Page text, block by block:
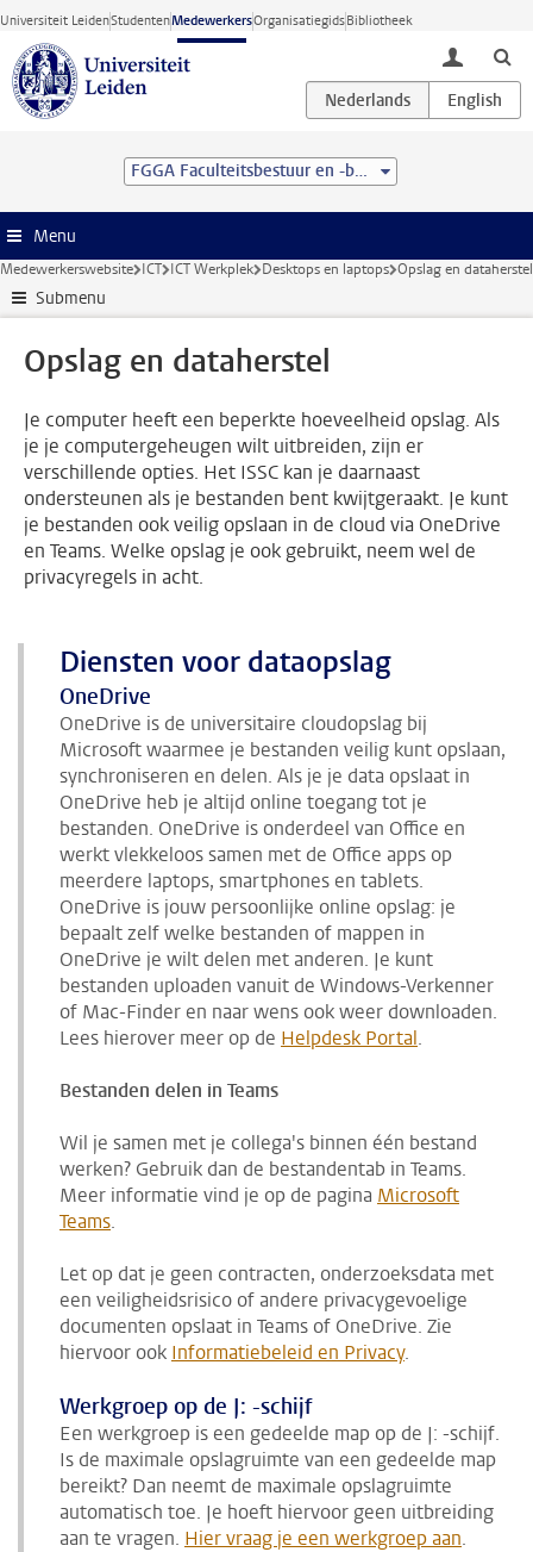
Ga direct naar de inhoud
Universiteit LeidenStudentenMedewerkersOrganisatiegidsBibliotheek
toggle
FGGA Faculteitsbestuur en -bureau
Menu
Medewerkerswebsite ICT ICT Werkplek Desktops en laptops Opslag en dataherstel
Submenu
Opslag en dataherstel
Je computer heeft een beperkte hoeveelheid opslag. Als
je je computergeheugen wilt uitbreiden, zijn er
verschillende opties. Het ISSC kan je daarnaast
ondersteunen als je bestanden bent kwijtgeraakt. Je kunt
je bestanden ook veilig opslaan in de cloud via OneDrive
en Teams. Welke opslag je ook gebruikt, neem wel de
privacyregels in acht.
Diensten voor dataopslag
OneDrive
OneDrive is de universitaire cloudopslag bij
Microsoft waarmee je bestanden veilig kunt opslaan,
synchroniseren en delen. Als je je data opslaat in
OneDrive heb je altijd online toegang tot je
bestanden. OneDrive is onderdeel van Office en
werkt vlekkeloos samen met de Office apps op
meerdere laptops, smartphones en tablets.
OneDrive is jouw persoonlijke online opslag: je
bepaalt zelf welke bestanden of mappen in
OneDrive je wilt delen met anderen. Je kunt
bestanden uploaden vanuit de Windows-Verkenner
of Mac-Finder en naar wens ook weer downloaden.
Lees hierover meer op de Helpdesk Portal.
Bestanden delen in Teams
Wil je samen met je collega's binnen één bestand
werken? Gebruik dan de bestandentab in Teams.
Meer informatie vind je op de pagina Microsoft
Teams.
Let op dat je geen contracten, onderzoeksdata met
een veiligheidsrisico of andere privacygevoelige
documenten opslaat in Teams of OneDrive. Zie
hiervoor ook Informatiebeleid en Privacy.
Werkgroep op de J: -schijf
Een werkgroep is een gedeelde map op de J: -schijf.
Is de maximale opslagruimte van een gedeelde map
bereikt? Dan neemt de maximale opslagruimte
automatisch toe. Je hoeft hiervoor geen uitbreiding
aan te vragen. Hier vraag je een werkgroep aan.